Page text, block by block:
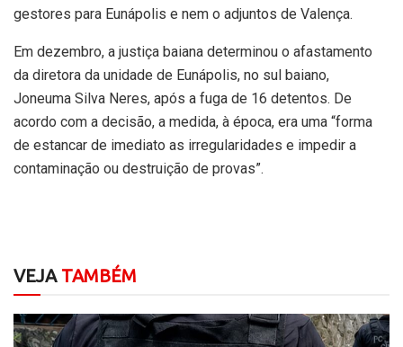
gestores para Eunápolis e nem o adjuntos de Valença.
Em dezembro, a justiça baiana determinou o afastamento
da diretora da unidade de Eunápolis, no sul baiano,
Joneuma Silva Neres, após a fuga de 16 detentos. De
acordo com a decisão, a medida, à época, era uma “forma
de estancar de imediato as irregularidades e impedir a
contaminação ou destruição de provas”.
VEJATAMBÉM